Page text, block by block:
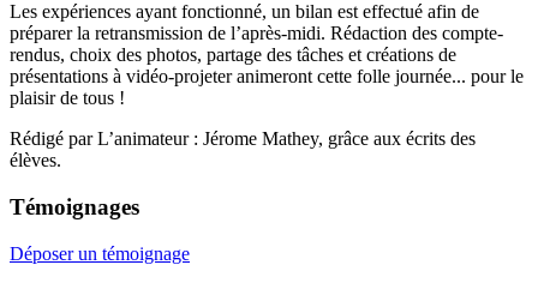
Les expériences ayant fonctionné, un bilan est effectué afin de
préparer la retransmission de l’après-midi. Rédaction des compte-
rendus, choix des photos, partage des tâches et créations de
présentations à vidéo-projeter animeront cette folle journée... pour le
plaisir de tous !
Rédigé par L’animateur : Jérome Mathey, grâce aux écrits des
élèves.
Témoignages
Déposer un témoignage